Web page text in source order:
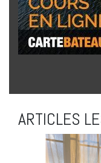
ARTICLES